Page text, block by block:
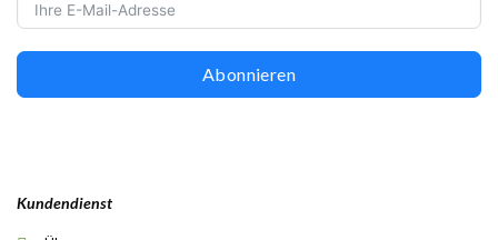
Kundendienst
Abonnieren